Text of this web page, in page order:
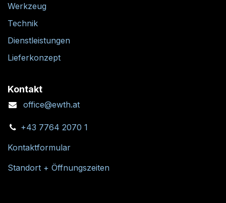
Werkzeug
Technik
Dienstleistungen
Lieferkonzept
Kontakt
office@ewth.at
+43 7764 2070 1
Kontaktformular
Standort + Öffnungszeiten